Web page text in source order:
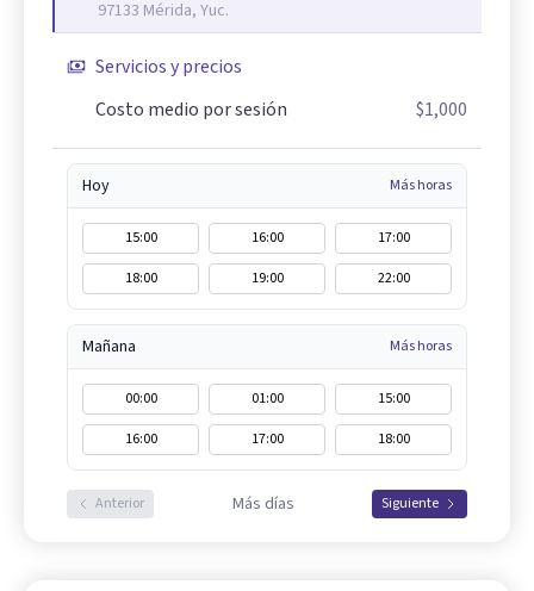
97133 Mérida, Yuc.
Servicios y precios
Costo medio por sesión
$1,000
Hoy Más horas
15:00 16:00
17:00
18:00
19:00 22:00
Mañana Más horas
00:00 01:00
15:00
16:00
17:00 18:00
Anterior Más días Siguiente